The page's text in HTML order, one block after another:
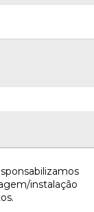
instalação